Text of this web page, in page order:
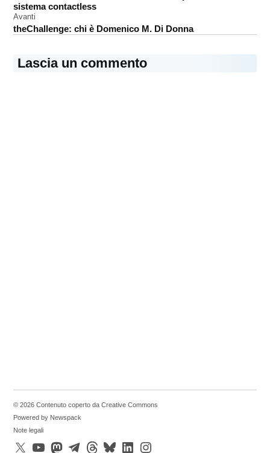
sistema contactless
Avanti
theChallenge: chi è Domenico M. Di Donna
Lascia un commento
© 2026 Contenuto coperto da Creative Commons
Powered by Newspack
Note legali
X
YouTubeMastodonTelegramThreadsBlueskyLinkedInInstagram